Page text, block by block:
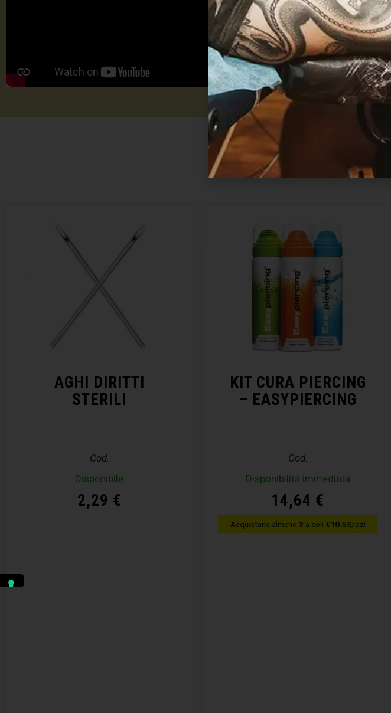
TUTTO
TATTOO
Potrebbe
AGHI DIRITTI
STERILI
Cod.
Disponibile
2,29 €
KIT CURA PIERCING
– EASYPIERCING
Cod.
Disponibilità immediata
14,64 €
Acquistane almeno 3 a soli €10.53/pz!